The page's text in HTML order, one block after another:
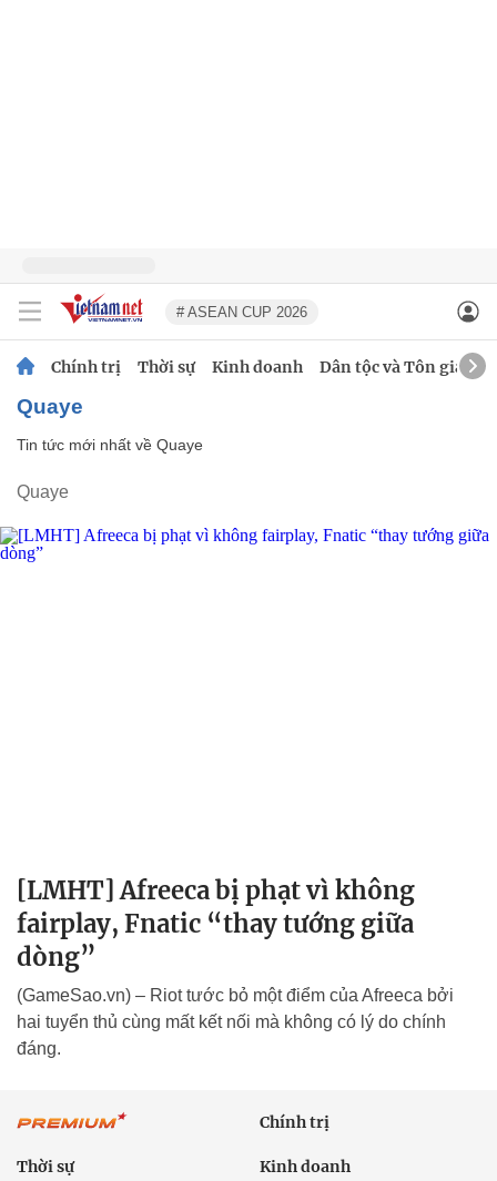
# ASEAN CUP 2026
Chính trị Thời sự Kinh doanh Dân tộc và Tôn giáo
Quaye
Tin tức mới nhất về Quaye
Quaye
[LMHT] Afreeca bị phạt vì không
fairplay, Fnatic “thay tướng giữa
dòng”
(GameSao.vn) – Riot tước bỏ một điểm của Afreeca bởi
hai tuyển thủ cùng mất kết nối mà không có lý do chính
đáng.
Chính trị
Thời sự Kinh doanh